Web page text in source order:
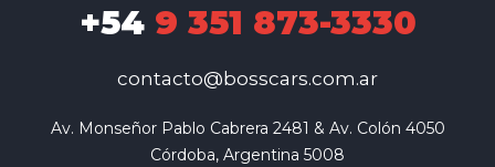
+549 351 873-3330
contacto@bosscars.com.ar
Av. Monseñor Pablo Cabrera 2481 & Av. Colón 4050
Córdoba, Argentina 5008